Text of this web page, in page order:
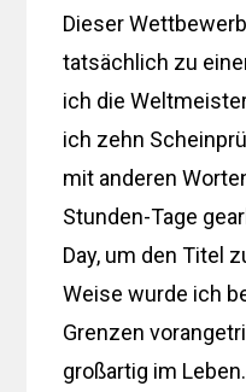
Dieser
tatsächlich zu
ich die
ich zehn
mit anderen
Stunden-Tage
Day, um den Titel
Weise wurde ich
Grenzen
großartig im